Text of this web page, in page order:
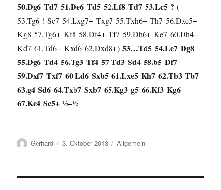
50.Dg6 Td7 51.De6 Td5 52.Lf8 Td7 53.Lc5 ?
53.Tg6 ! Sc7 54.Lxg7+ Txg7 55.Txh6+ Th7 56.Dxe5+
Kg8 57.Tg6+ Kf8 58.Df4+ Tf7 59.Dh6+ Ke7 60.Dh4+
Kd7 61.Td6+ Kxd6 62.Dxd8+ 53…Td5 54.Le7 Dg8
55.Dg6 Td4 56.Tg3 Tf4 57.Td3 Sd4 58.b5 Df7
59.Dxf7 Txf7 60.Ld6 Sxb5 61.Lxe5 Kh7 62.Tb3 Tb7
63.g4 Sd6 64.Txb7 Sxb7 65.Kg3 g5 66.Kf3 Kg6
67.Ke4 Sc5+ ½–½
Autor
Gerhard
Veröffentlicht
3. Oktober 2013 Kategorien
Allgemein